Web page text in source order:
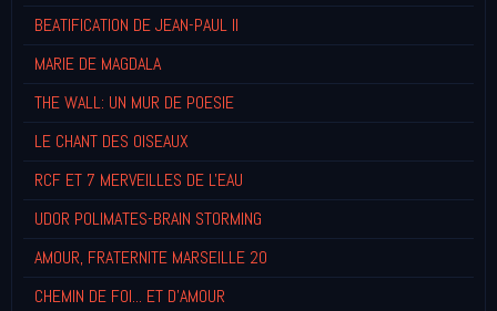
BEATIFICATION DE JEAN-PAUL II
MARIE DE MAGDALA
THE WALL: UN MUR DE POESIE
LE CHANT DES OISEAUX
RCF ET 7 MERVEILLES DE L'EAU
UDOR POLIMATES-BRAIN STORMING
AMOUR, FRATERNITE MARSEILLE 20
CHEMIN DE FOI... ET D'AMOUR